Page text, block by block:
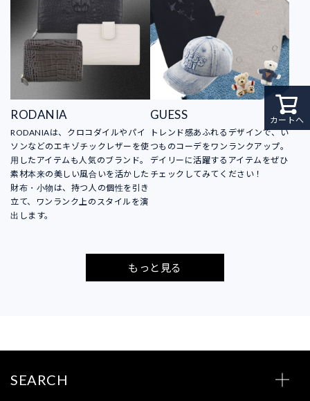
RODANIA
RODANIAは、クロコダイルやパイ
ソンなどのエキゾチックレザーを使
用したアイテムも人気のブランド。
素材本来の美しい風合いを活かした
財布・小物は、持つ人の個性を引き
立て、ワンランク上のスタイルを演
出します。
GUESS
トレンド感あふれるデザインで、い
つものコーデをワンランクアップ。
デイリーに活躍するアイテムをぜひ
チェックしてみてください！
もっと見る
カートへ
SEARCH